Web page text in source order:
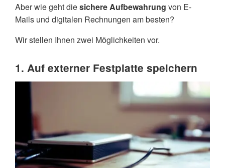
Aber wie geht diesichere Aufbewahrung von E-
Mails und digitalen Rechnungen am besten?
Wir stellen Ihnen zwei Möglichkeiten vor.
1. Auf externer Festplatte speichern